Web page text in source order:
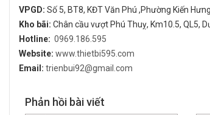
VPGD: Số 5, BT8, KĐT Văn Phú ,Phường Kiến
Kho bãi: Chân cầu vượt Phú Thuỵ, Km10.5, QL5,
Hotline: 0969.186.595
Website: www.thietbi595.com
Email: trienbui92@gmail.com
Phản hồi bài viết